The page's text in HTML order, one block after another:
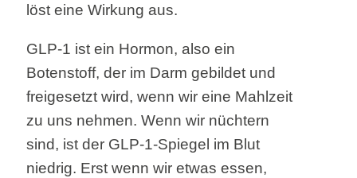
löst eine Wirkung aus.
GLP-1 ist ein Hormon, also ein
Botenstoff, der im Darm gebildet und
freigesetzt wird, wenn wir eine Mahlzeit
zu uns nehmen. Wenn wir nüchtern
sind, ist der GLP-1-Spiegel im Blut
niedrig. Erst wenn wir etwas essen,